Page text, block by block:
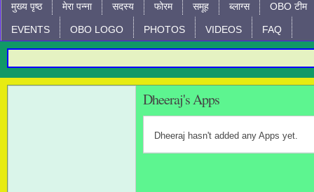
मुख्य पृष्ठ मेरा पन्ना सदस्य फोरम समूह ब्लाग्स OBO टीम
EVENTS OBO LOGO PHOTOS VIDEOS FAQ
Dheeraj's Apps
Dheeraj hasn't added any Apps yet.